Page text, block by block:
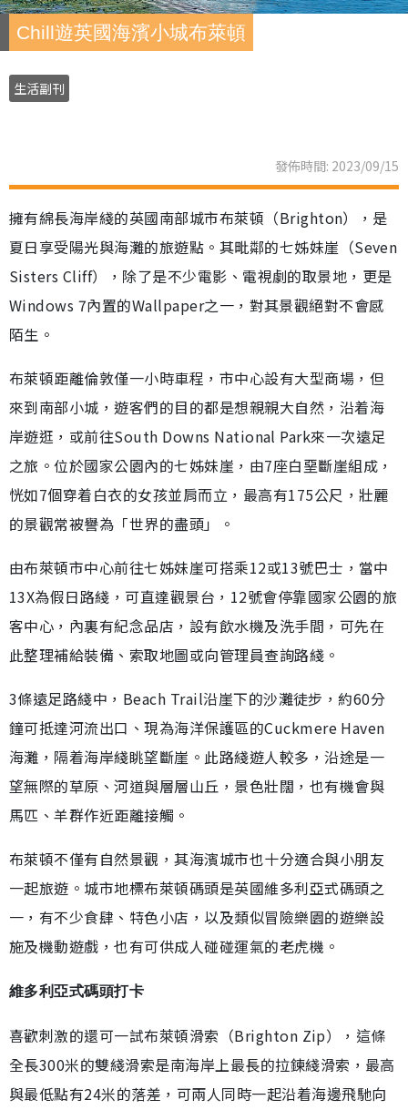
Chill遊英國海濱小城布萊頓
生活副刊
發佈時間: 2023/09/15
擁有綿長海岸綫的英國南部城市布萊頓（Brighton），是
夏日享受陽光與海灘的旅遊點。其毗鄰的七姊妹崖（Seven
Sisters Cliff），除了是不少電影、電視劇的取景地，更是
Windows 7內置的Wallpaper之一，對其景觀絕對不會感
陌生。
布萊頓距離倫敦僅一小時車程，市中心設有大型商場，但
來到南部小城，遊客們的目的都是想親親大自然，沿着海
岸遊逛，或前往South Downs National Park來一次遠足
之旅。位於國家公園內的七姊妹崖，由7座白堊斷崖組成，
恍如7個穿着白衣的女孩並肩而立，最高有175公尺，壯麗
的景觀常被譽為「世界的盡頭」。
由布萊頓市中心前往七姊妹崖可搭乘12或13號巴士，當中
13X為假日路綫，可直達觀景台，12號會停靠國家公園的旅
客中心，內裏有紀念品店，設有飲水機及洗手間，可先在
此整理補給裝備、索取地圖或向管理員查詢路綫。
3條遠足路綫中，Beach Trail沿崖下的沙灘徒步，約60分
鐘可抵達河流出口、現為海洋保護區的Cuckmere Haven
海灘，隔着海岸綫眺望斷崖。此路綫遊人較多，沿途是一
望無際的草原、河道與層層山丘，景色壯闊，也有機會與
馬匹、羊群作近距離接觸。
布萊頓不僅有自然景觀，其海濱城市也十分適合與小朋友
一起旅遊。城市地標布萊頓碼頭是英國維多利亞式碼頭之
一，有不少食肆、特色小店，以及類似冒險樂園的遊樂設
施及機動遊戲，也有可供成人碰碰運氣的老虎機。
維多利亞式碼頭打卡
喜歡刺激的還可一試布萊頓滑索（Brighton Zip），這條
全長300米的雙綫滑索是南海岸上最長的拉鍊綫滑索，最高
與最低點有24米的落差，可兩人同時一起沿着海邊飛馳向